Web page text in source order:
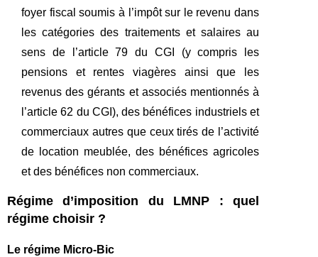
foyer fiscal soumis à l’impôt sur le revenu dans
les catégories des traitements et salaires au
sens de l’article 79 du CGI (y compris les
pensions et rentes viagères ainsi que les
revenus des gérants et associés mentionnés à
l’article 62 du CGI), des bénéfices industriels et
commerciaux autres que ceux tirés de l’activité
de location meublée, des bénéfices agricoles
et des bénéfices non commerciaux.
Régime d’imposition du LMNP : quel
régime choisir ?
Le régime Micro-Bic